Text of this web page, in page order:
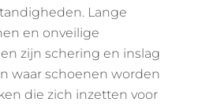
Lange
en onveilige
zijn schering en inslag
waar schoenen worden
die zich inzetten voor